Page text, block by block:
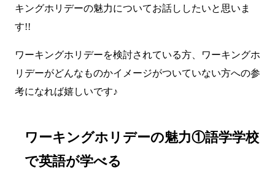
キングホリデーの魅力についてお話ししたいと思いま
す!!
ワーキングホリデーを検討されている方、ワーキングホ
リデーがどんなものかイメージがついていない方への参
考になれば嬉しいです♪
ワーキングホリデーの魅力①語学学校
で英語が学べる